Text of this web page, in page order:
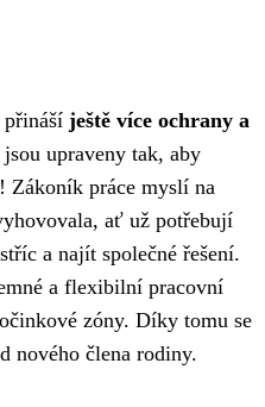
ještě více ochrany a
upraveny tak, aby
Zákoník práce myslí na
ať už potřebují
a najít společné řešení.
a flexibilní pracovní
zóny. Díky tomu se
nového člena rodiny.